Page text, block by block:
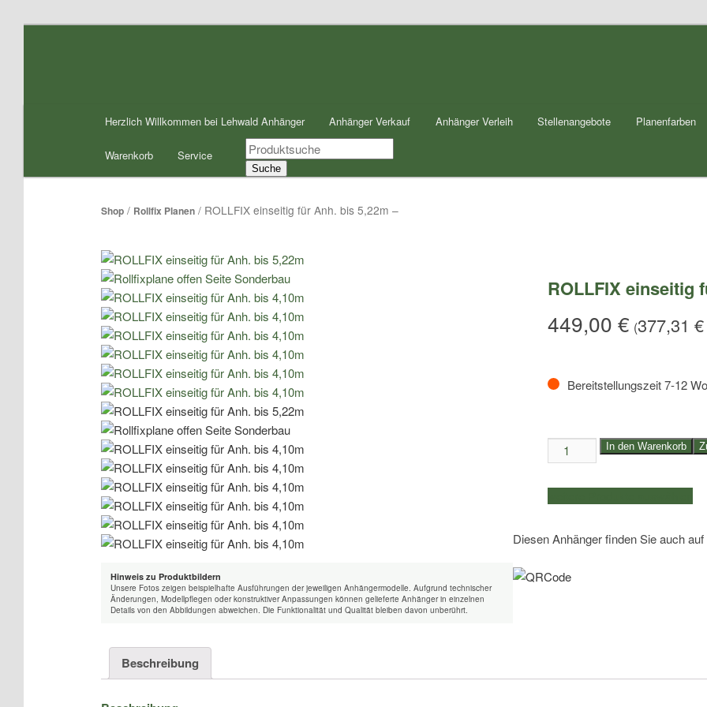
Herzlich Willkommen bei Lehwald Anhänger Anhänger Verkauf Anhänger Verleih Stellenangebote Planenfarben
Warenkorb Service
Products
search
Suche
Shop/ Rollfix Planen/ ROLLFIX einseitig für Anh. bis 5,22m –
Hinweis zu Produktbildern
Unsere Fotos zeigen beispielhafte Ausführungen der jeweiligen Anhängermodelle. Aufgrund technischer
Änderungen, Modellpflegen oder konstruktiver Anpassungen können gelieferte Anhänger in einzelnen
Details von den Abbildungen abweichen. Die Funktionalität und Qualität bleiben davon unberührt.
ROLLFIX einseitig
449,00 € (377,31 €
Bereitstellungszeit 7-12
ROLLFIX
einseitig
für
Anh.
5,22m
Menge
In den Warenkorb
Diesen Anhänger finden Sie auch
Beschreibung